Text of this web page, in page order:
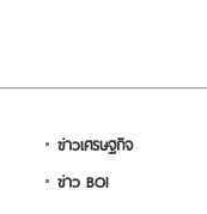
ข่าวเศรษฐกิจ
ข่าว BOI